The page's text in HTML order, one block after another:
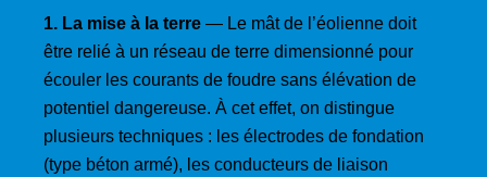
1. La mise à la terre — Le mât de l’éolienne doit
être relié à un réseau de terre dimensionné pour
écouler les courants de foudre sans élévation de
potentiel dangereuse. À cet effet, on distingue
plusieurs techniques : les électrodes de fondation
(type béton armé), les conducteurs de liaison